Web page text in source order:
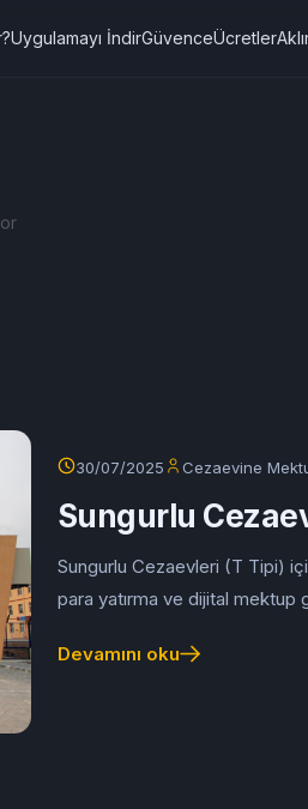
Uygulamayı İndirGüvenceÜcretler
30/07/2025 Cezaevine
Sungurlu
Sungurlu Cezaevleri (T Tipi)
para yatırma ve dijital mektup
Devamını oku